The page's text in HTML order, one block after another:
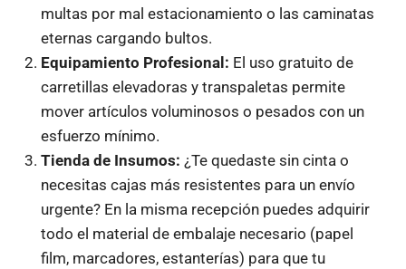
multas por mal estacionamiento o las caminatas
eternas cargando bultos.
Equipamiento Profesional: El uso gratuito de
carretillas elevadoras y transpaletas permite
mover artículos voluminosos o pesados con un
esfuerzo mínimo.
Tienda de Insumos: ¿Te quedaste sin cinta o
necesitas cajas más resistentes para un envío
urgente? En la misma recepción puedes adquirir
todo el material de embalaje necesario (papel
film, marcadores, estanterías) para que tu